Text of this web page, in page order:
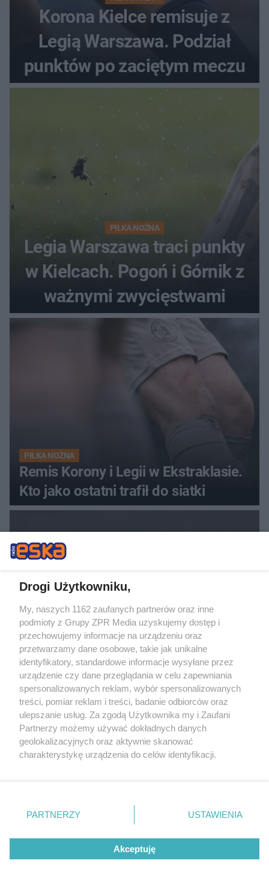
Korona Kielce remisuje z
Legią Warszawa. Podział
punktów po zaciętym meczu
PIŁKA NOŻNA
Legia Warszawa traci punkty
w Kielcach. Pogoń i Górnik z
ważnymi zwycięstwami
PIŁKA NOŻNA
Remis Korony i Legii w Ekstraklasie.
Kto jako ostatni trafił do siatki
ŻUŻEL
Bartosz Zmarzlik wygrywa Grand
Prix Łotwy. Jak wygląda klasyfikacja
generalna cyklu?
TENIS ZIEMNY
Turniej WTA w Toronto. Iga Świątek
w ćwierćfinale po trudnym meczu z
Drogi Użytkowniku,
My, naszych 1162 zaufanych partnerów oraz inne
podmioty z Grupy ZPR Media uzyskujemy dostęp i
przechowujemy informacje na urządzeniu oraz
przetwarzamy dane osobowe, takie jak unikalne
identyfikatory, standardowe informacje wysyłane przez
urządzenie czy dane przeglądania w celu zapewniania
spersonalizowanych reklam, wybór spersonalizowanych
treści, pomiar reklam i treści, badanie odbiorców oraz
ulepszanie usług. Za zgodą Użytkownika my i Zaufani
Partnerzy możemy używać dokładnych danych
geolokalizacyjnych oraz aktywnie skanować
charakterystykę urządzenia do celów identyfikacji.
zmienić/wycofać klikając przycisk ustawień prywatności
znajdujący się w lewym dolnym rogu strony
rodzaje przetwarzania danych nie wymagają zgody
użytkownika, ale masz prawo sprzeciwić się takiemu
przetwarzaniu. Preferencje będą miały zastosowanie tylko
PARTNERZY USTAWIENIA
Akceptuję